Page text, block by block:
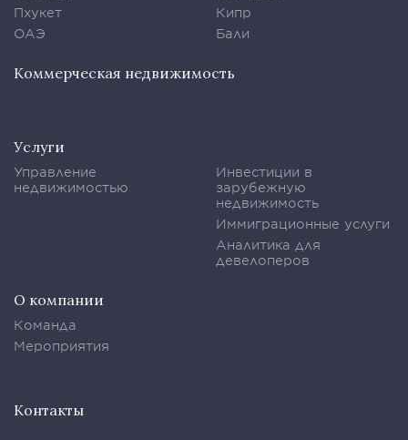
Пхукет
ОАЭ
Кипр
Бали
Коммерческая недвижимость
Услуги
Управление
недвижимостью
Инвестиции в
зарубежную
недвижимость
Иммиграционные услуги
Аналитика для
девелоперов
О компании
Команда
Мероприятия
Контакты